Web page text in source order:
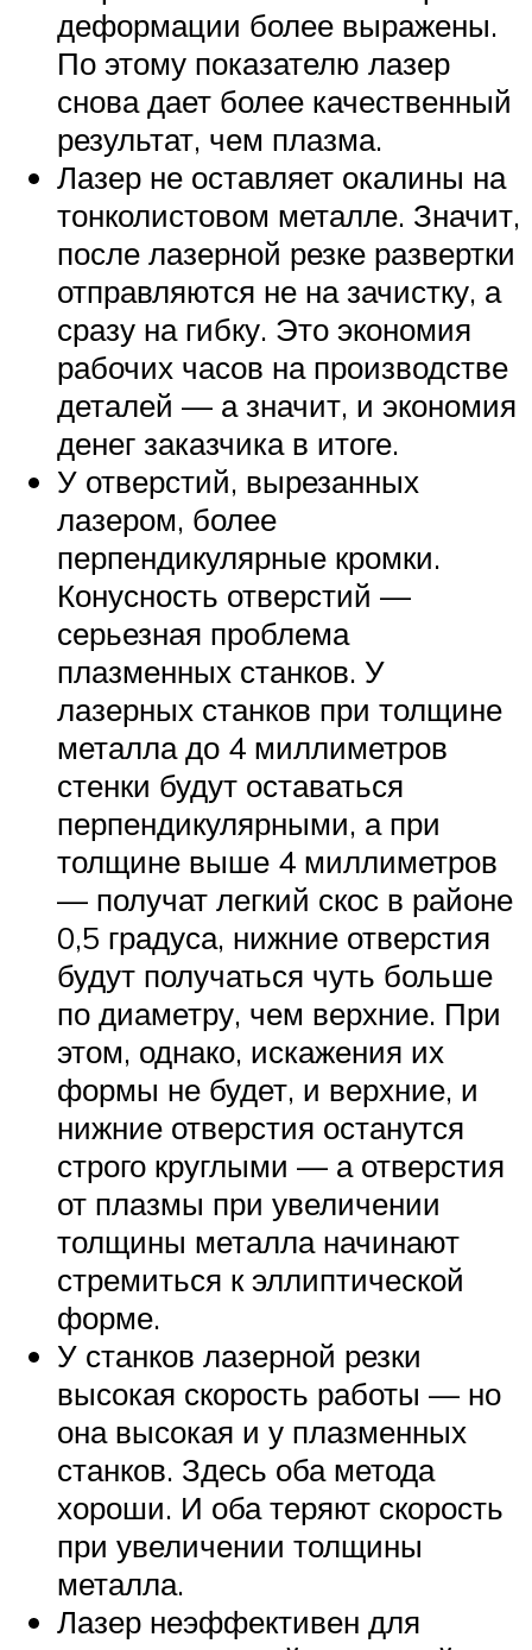
деформации более выражены.
По этому показателю лазер
снова дает более качественный
результат, чем плазма.
Лазер не оставляет окалины на
тонколистовом металле. Значит,
после лазерной резке развертки
отправляются не на зачистку, а
сразу на гибку. Это экономия
рабочих часов на производстве
деталей — а значит, и экономия
денег заказчика в итоге.
У отверстий, вырезанных
лазером, более
перпендикулярные кромки.
Конусность отверстий —
серьезная проблема
плазменных станков. У
лазерных станков при толщине
металла до 4 миллиметров
стенки будут оставаться
перпендикулярными, а при
толщине выше 4 миллиметров
— получат легкий скос в районе
0,5 градуса, нижние отверстия
будут получаться чуть больше
по диаметру, чем верхние. При
этом, однако, искажения их
формы не будет, и верхние, и
нижние отверстия останутся
строго круглыми — а отверстия
от плазмы при увеличении
толщины металла начинают
стремиться к эллиптической
форме.
У станков лазерной резки
высокая скорость работы — но
она высокая и у плазменных
станков. Здесь оба метода
хороши. И оба теряют скорость
при увеличении толщины
металла.
Лазер неэффективен для